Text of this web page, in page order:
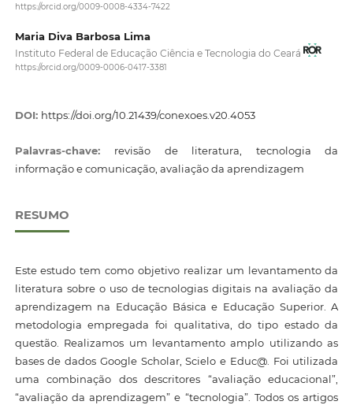
https://orcid.org/0009-0008-4334-7422
Maria Diva Barbosa Lima
Instituto Federal de Educação Ciência e Tecnologia do Ceará
https://orcid.org/0009-0006-0417-3381
DOI: https://doi.org/10.21439/conexoes.v20.4053
Palavras-chave: revisão de literatura, tecnologia da
informação e comunicação, avaliação da aprendizagem
RESUMO
Este estudo tem como objetivo realizar um levantamento da
literatura sobre o uso de tecnologias digitais na avaliação da
aprendizagem na Educação Básica e Educação Superior. A
metodologia empregada foi qualitativa, do tipo estado da
questão. Realizamos um levantamento amplo utilizando as
bases de dados Google Scholar, Scielo e Educ@. Foi utilizada
uma combinação dos descritores “avaliação educacional”,
“avaliação da aprendizagem” e “tecnologia”. Todos os artigos